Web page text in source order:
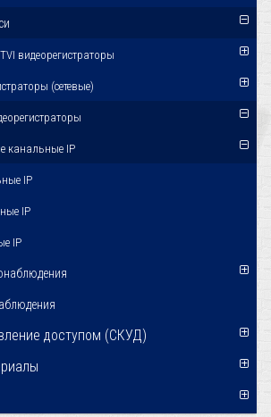
видеорегистраторы
(сетевые)
канальные IP
IP
IP
IP
доступом (СКУД)